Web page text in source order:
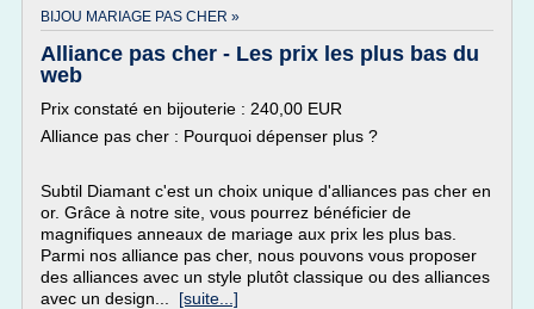
BIJOU MARIAGE PAS CHER »
Alliance pas cher - Les prix les plus bas du
web
Prix constaté en bijouterie : 240,00 EUR
Alliance pas cher : Pourquoi dépenser plus ?
Subtil Diamant c'est un choix unique d'alliances pas cher en
or. Grâce à notre site, vous pourrez bénéficier de
magnifiques anneaux de mariage aux prix les plus bas.
Parmi nos alliance pas cher, nous pouvons vous proposer
des alliances avec un style plutôt classique ou des alliances
avec un design... [suite...]